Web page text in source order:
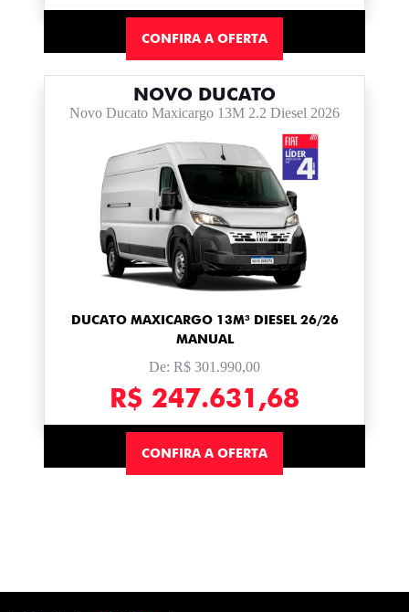
CONFIRA A OFERTA
NOVO DUCATO
Novo Ducato Maxicargo 13M 2.2 Diesel 2026
DUCATO MAXICARGO 13M³ DIESEL 26/26
MANUAL
De: R$ 301.990,00
R$ 247.631,68
CONFIRA A OFERTA